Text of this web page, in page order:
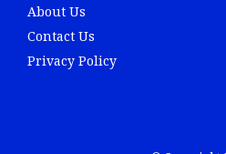
About Us
Contact Us
Privacy Policy